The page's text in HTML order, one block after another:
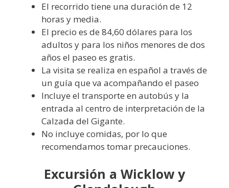
El recorrido tiene una duración de 12
horas y media.
El precio es de 84,60 dólares para los
adultos y para los niños menores de dos
años el paseo es gratis.
La visita se realiza en español a través de
un guía que va acompañando el paseo
Incluye el transporte en autobús y la
entrada al centro de interpretación de la
Calzada del Gigante.
No incluye comidas, por lo que
recomendamos tomar precauciones.
Excursión a Wicklow y